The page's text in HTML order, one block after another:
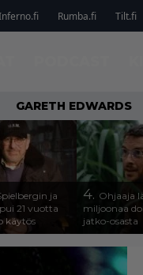
Rumba.fi Tilt.fi
GARETH EDWARDS
ja
21 vuotta
käytös
4. Ohjaaja
miljoonaa
jatko-osasta